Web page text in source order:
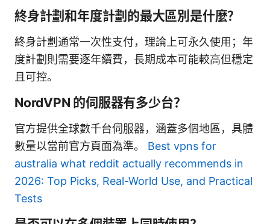
終身計劃和年度計劃的最大區別是什麼？
終身計劃通常一次性支付，理論上可永久使用；年
度計劃則需要逐年續費，長期成本可能較高但穩定
且可控。
NordVPN 的伺服器有多少台？
官方提供全球數千台伺服器，涵蓋多個地區，具體
數量以當前官方頁面為準。 Best vpns for
australia what reddit actually recommends in
2026: Top Picks, Real-World Use, and Practical
Tests